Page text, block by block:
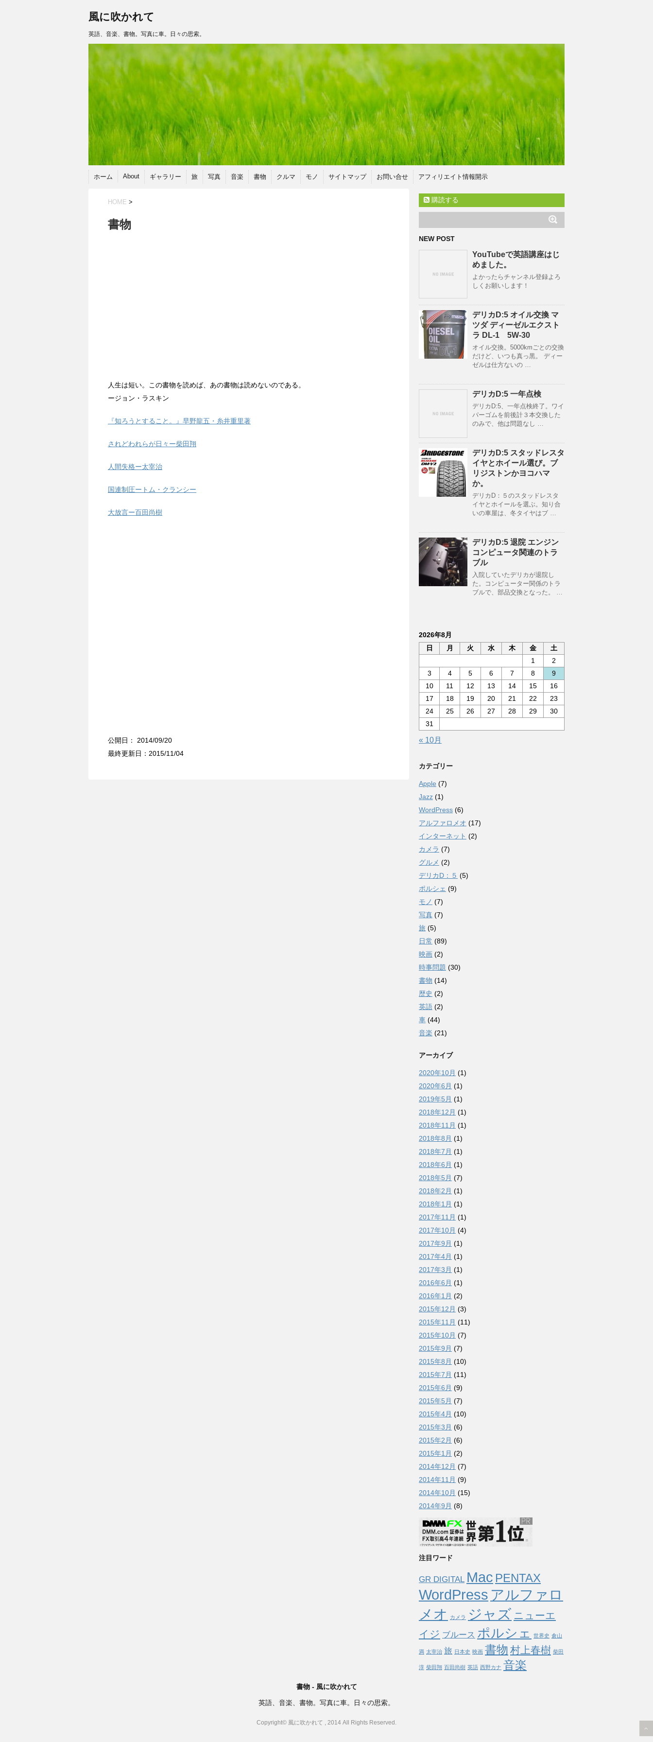
風に吹かれて
英語、音楽、書物。写真に車。日々の思索。
ホーム About ギャラリー 旅 写真 音楽 書物 クルマ モノ サイトマップ お問い合せ アフィリエイト情報開示
HOME >
書物
人生は短い。この書物を読めば、あの書物は読めないのである。
ージョン・ラスキン
『知ろうとすること。』早野龍五・糸井重里著
されどわれらが日々ー柴田翔
人間失格ー太宰治
国連制圧ートム・クランシー
大放言ー百田尚樹
公開日： 2014/09/20
最終更新日：2015/11/04
購読する
NEW POST
YouTubeで英語講座はじ
めました。
よかったらチャンネル登録よろ
しくお願いします！
デリカD:5 オイル交換 マ
ツダ ディーゼルエクスト
ラ DL-1 5W-30
オイル交換。5000kmごとの交換
だけど、いつも真っ黒。 ディー
ゼルは仕方ないの …
デリカD:5 一年点検
デリカD:5、一年点検終了。ワイ
パーゴムを前後計３本交換した
のみで、他は問題なし …
デリカD:5 スタッドレスタ
イヤとホイール選び。ブ
リジストンかヨコハマ
か。
デリカD：５のスタッドレスタ
イヤとホイールを選ぶ。知り合
いの車屋は、冬タイヤはブ …
デリカD:5 退院 エンジン
コンピュータ関連のトラ
ブル
入院していたデリカが退院し
た。コンピューター関係のトラ
ブルで、部品交換となった。 …
2026年8月
日
月 火 水 木 金
土
1
2
3
4 5 6 7 8
9
10
11 12 13 14 15
16
17
18 19 20 21 22
23
24
25 26 27 28 29
30
31
« 10月
カテゴリー
Apple (7)
Jazz (1)
WordPress (6)
アルファロメオ (17)
インターネット (2)
カメラ (7)
グルメ (2)
デリカD：５ (5)
ポルシェ (9)
モノ (7)
写真 (7)
旅 (5)
日常 (89)
映画 (2)
時事問題 (30)
書物 (14)
歴史 (2)
英語 (2)
車 (44)
音楽 (21)
アーカイブ
2020年10月 (1)
2020年6月 (1)
2019年5月 (1)
2018年12月 (1)
2018年11月 (1)
2018年8月 (1)
2018年7月 (1)
2018年6月 (1)
2018年5月 (7)
2018年2月 (1)
2018年1月 (1)
2017年11月 (1)
2017年10月 (4)
2017年9月 (1)
2017年4月 (1)
2017年3月 (1)
2016年6月 (1)
2016年1月 (2)
2015年12月 (3)
2015年11月 (11)
2015年10月 (7)
2015年9月 (7)
2015年8月 (10)
2015年7月 (11)
2015年6月 (9)
2015年5月 (7)
2015年4月 (10)
2015年3月 (6)
2015年2月 (6)
2015年1月 (2)
2014年12月 (7)
2014年11月 (9)
2014年10月 (15)
2014年9月 (8)
注目ワード
GR DIGITAL Mac PENTAX
WordPress アルファロ
メオ
カメラ ジャズ ニューエ
イジ ブルース ポルシェ 世界史 倉山
満 太宰治 旅 日本史 映画 書物 村上春樹 柴田
淳 柴田翔 百田尚樹 英語 西野カナ 音楽
書物 - 風に吹かれて
英語、音楽、書物。写真に車。日々の思索。
Copyright© 風に吹かれて , 2014 All Rights Reserved.